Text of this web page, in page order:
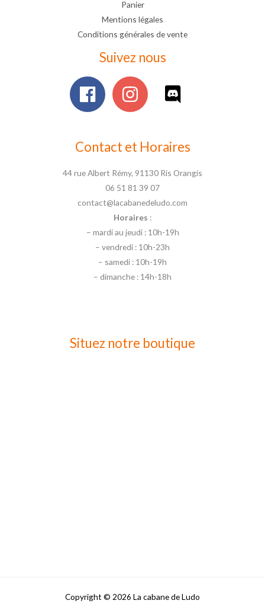
Panier
Mentions légales
Conditions générales de vente
Suivez nous
Contact et Horaires
44 rue Albert Rémy, 91130 Ris Orangis
06 51 81 39 07
contact@lacabanedeludo.com
Horaires :
– mardi au jeudi : 10h-19h
– vendredi : 10h-23h
– samedi : 10h-19h
– dimanche : 14h-18h
Situez notre boutique
Copyright © 2026 La cabane de Ludo